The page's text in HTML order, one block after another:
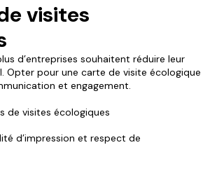
visites
d’entreprises souhaitent réduire leur
Opter pour une carte de visite écologique
et engagement.
de visites écologiques
d’impression et respect de